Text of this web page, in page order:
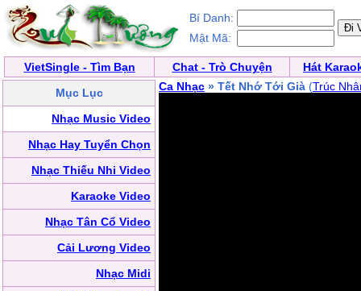
Bí Danh:
Mật Mã:
VietSingle - Tìm Bạn Chat - Trò Chuyện
Hát
Mục Lục
Nhạc Music Video
Nhạc Hay Tuyển Chọn
Nhạc Thiếu Nhi Video
Karaoke Video
Nhạc Tân Cổ Video
Cải Lương Video
Nhạc Midi
Ca Nhạc » Tết Nhớ Tới Già (Trúc